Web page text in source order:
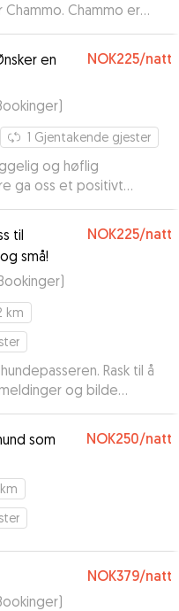
Chammo er
om morgenen og
anbefale Sissel på det
en
NOK225/natt
)
1 Gjentakende gjester
og høflig
ga oss et positivt
to meldinger mens han
greie og informative
til å benytte oss av
ved en senere anledning.
til andre.
til
små!
NOK225/natt
)
km
Rask til å
og bilde
”
som
NOK250/natt
NOK379/natt
)